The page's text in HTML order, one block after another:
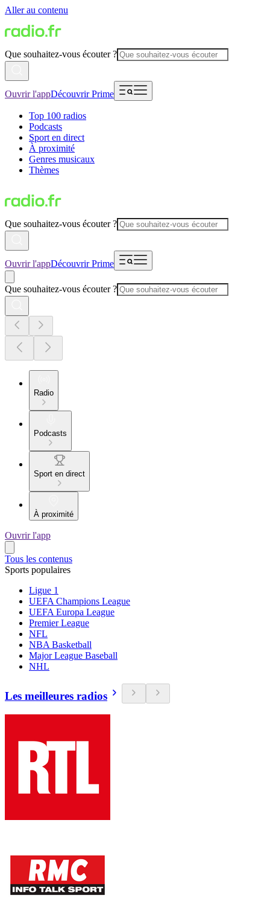
Aller au contenu
Que souhaitez-vous écouter ?
Ouvrir l'appDécouvrir Prime
Top 100 radios
Podcasts
Sport en direct
À proximité
Genres musicaux
Thèmes
Que souhaitez-vous écouter ?
Ouvrir l'appDécouvrir Prime
Que souhaitez-vous écouter ?
Radio
Podcasts
Sport en direct
À proximité
Ouvrir l'app
Tous les contenus
Sports populaires
Ligue 1
UEFA Champions League
UEFA Europa League
Premier League
NFL
NBA Basketball
Major League Baseball
NHL
Les meilleures radios